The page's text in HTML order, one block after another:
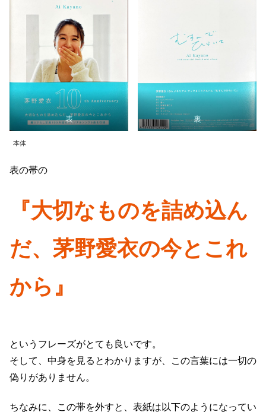
表 裏
本体
表の帯の
『大切なものを詰め込ん
だ、茅野愛衣の今とこれ
から』
というフレーズがとても良いです。
そして、中身を見るとわかりますが、この言葉には一切の
偽りがありません。
ちなみに、この帯を外すと、表紙は以下のようになってい